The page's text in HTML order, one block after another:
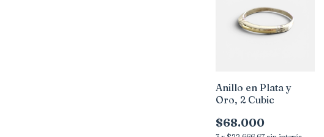
Anillo en Plata y
Oro, 2 Cubic
$68.000